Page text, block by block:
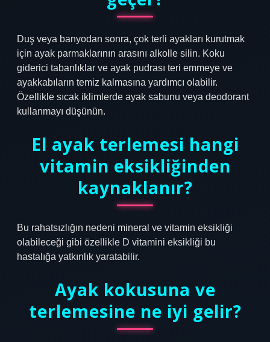
Duş veya banyodan sonra, çok terli ayakları kurutmak
için ayak parmaklarının arasını alkolle silin. Koku
giderici tabanlıklar ve ayak pudrası teri emmeye ve
ayakkabıların temiz kalmasına yardımcı olabilir.
Özellikle sıcak iklimlerde ayak sabunu veya deodorant
kullanmayı düşünün.
El ayak terlemesi hangi
vitamin eksikliğinden
kaynaklanır?
Bu rahatsızlığın nedeni mineral ve vitamin eksikliği
olabileceği gibi özellikle D vitamini eksikliği bu
hastalığa yatkınlık yaratabilir.
Ayak kokusuna ve
terlemesine ne iyi gelir?